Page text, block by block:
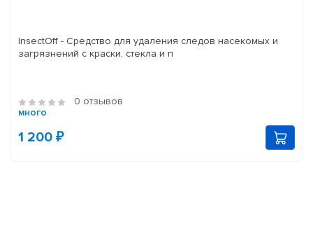
InsectOff - Средство для удаления следов насекомых и
загрязнений с краски, стекла и п
0 отзывов
много
1 200 ₽